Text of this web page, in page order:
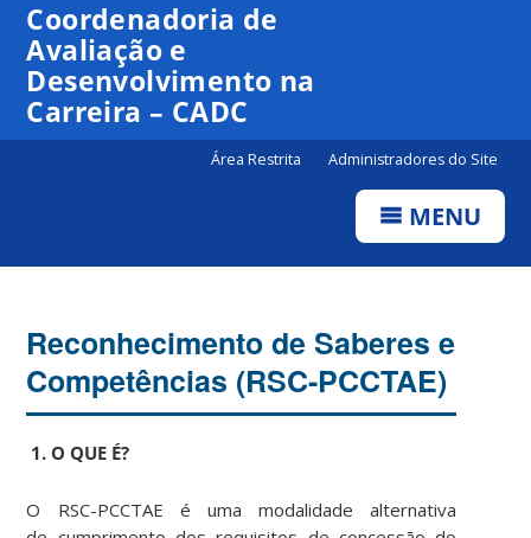
Coordenadoria de
Avaliação e
Desenvolvimento na
Carreira – CADC
Área Restrita Administradores do Site
MENU
Reconhecimento de Saberes e
Competências (RSC-PCCTAE)
1. O QUE É?
O RSC-PCCTAE é uma modalidade alternativa